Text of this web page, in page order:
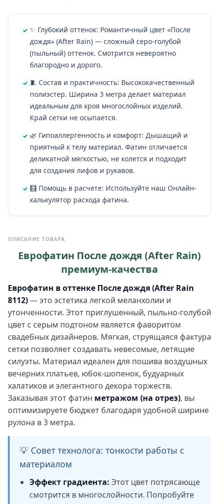
✨ Глубокий оттенок: Романтичный цвет «После
дождя» (After Rain) — сложный серо-голубой
(пыльный) оттенок. Смотрится невероятно
благородно и дорого.
🧵 Состав и практичность: Высококачественный
полиэстер. Ширина 3 метра делает материал
идеальным для кроя многослойных изделий.
Край сетки не осыпается.
🌿 Гипоаллергенность и комфорт: Дышащий и
приятный к телу материал. Фатин отличается
деликатной мягкостью, не колется и подходит
для создания лифов и рукавов.
🧮 Помощь в расчете: Используйте наш Онлайн-
калькулятор расхода фатина.
ОПИСАНИЕ ТОВАРА
Еврофатин После дождя (After Rain)
премиум-качества
Еврофатин в оттенке После дождя (After Rain
8112)— это эстетика легкой меланхолии и
утонченности. Этот приглушенный, пыльно-голубой
цвет с серым подтоном является фаворитом
свадебных дизайнеров. Мягкая, струящаяся фактура
сетки позволяет создавать невесомые, летящие
силуэты. Материал идеален для пошива воздушных
вечерних платьев, юбок-шопенок, будуарных
халатиков и элегантного декора торжеств.
Заказывая этот фатин метражом (на отрез), вы
оптимизируете бюджет благодаря удобной ширине
рулона в 3 метра.
💡 Совет технолога: тонкости работы с
материалом
Эффект градиента: Этот цвет потрясающе
смотрится в многослойности. Попробуйте